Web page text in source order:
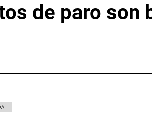
de paro son